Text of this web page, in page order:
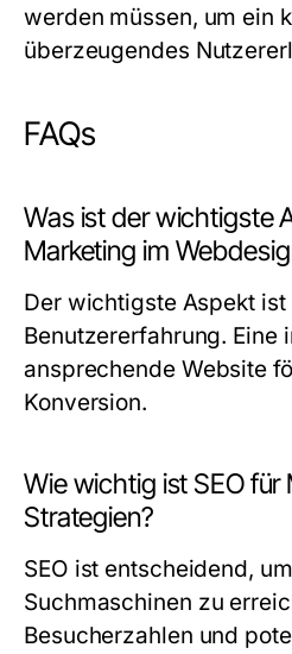
werden müssen, um ein
überzeugendes
FAQs
Was ist der wichtigste
Marketing im
Der wichtigste Aspekt ist
Benutzererfahrung. Eine
ansprechende Website
Konversion.
Wie wichtig ist SEO für
Strategien?
SEO ist entscheidend,
Suchmaschinen zu
Besucherzahlen und